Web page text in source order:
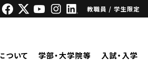
教職員 / 学生限定
ついて 学部・大学院等 入試・入学